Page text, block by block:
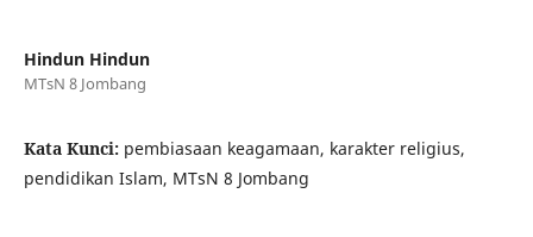
Hindun Hindun
MTsN 8 Jombang
Kata Kunci: pembiasaan keagamaan, karakter religius,
pendidikan Islam, MTsN 8 Jombang